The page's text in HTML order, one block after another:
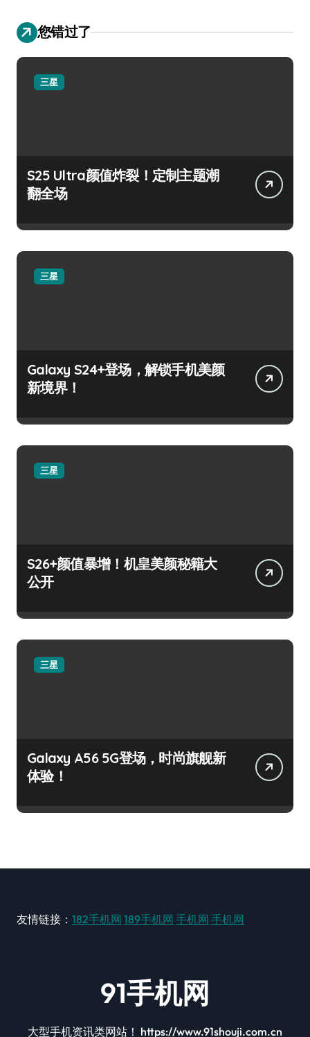
您错过了
三星
S25 Ultra颜值炸裂！定制主题潮
翻全场
三星
Galaxy S24+登场，解锁手机美颜
新境界！
三星
S26+颜值暴增！机皇美颜秘籍大
公开
三星
Galaxy A56 5G登场，时尚旗舰新
体验！
友情链接： 182手机网 189手机网 手机网 手机网
91手机网
大型手机资讯类网站！ https://www.91shouji.com.cn